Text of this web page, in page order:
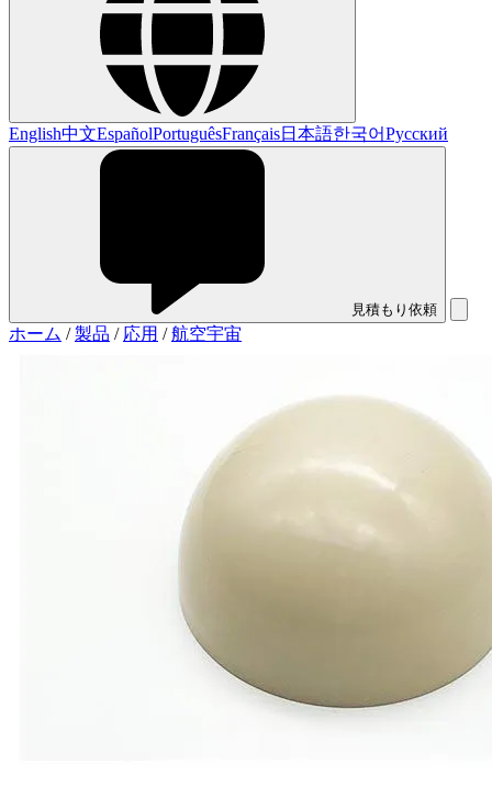
English中文EspañolPortuguêsFrançais日本語한국어Русский
見積もり依頼
ホーム /製品 / 応用 /航空宇宙